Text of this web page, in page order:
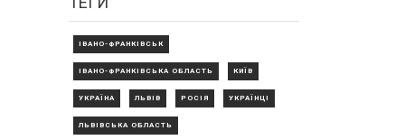
ІВАНО-ФРАНКІВСЬК
ІВАНО-ФРАНКІВСЬКА ОБЛАСТЬ КИЇВ
УКРАЇНА ЛЬВІВ РОСІЯ УКРАЇНЦІ
ЛЬВІВСЬКА ОБЛАСТЬ